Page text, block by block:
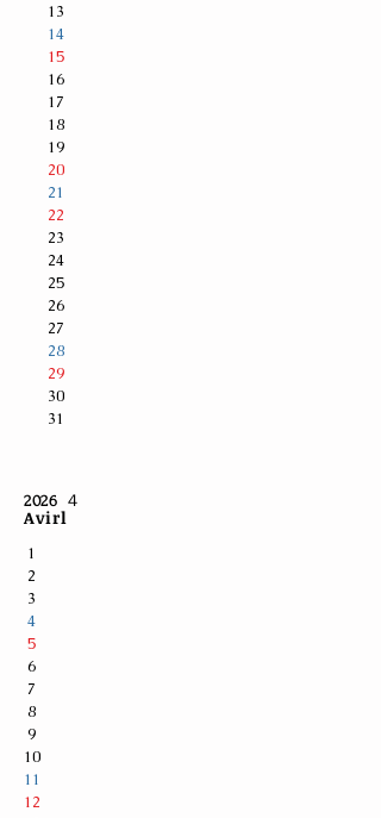
13
14
15
16
17
18
19
20
21
22
23
24
25
26
27
28
29
30
31
2026 ４
Avirl
1
2
3
4
5
6
7
8
9
10
11
12